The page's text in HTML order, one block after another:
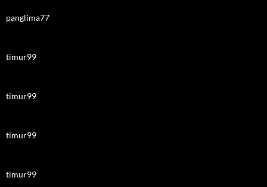
panglima77
timur99
timur99
timur99
timur99